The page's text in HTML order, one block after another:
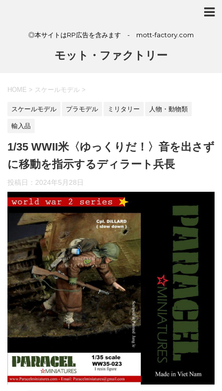
◎本サイトはRP広告を含みます - mott-factory.com
モット・ファクトリー
HOME > スケールモデル >
スケールモデル プラモデル ミリタリー 人物・動物類
輸入品
1/35 WWII米〈ゆっくりだ！〉音を出さず
に移動を指示するディラート兵長
投稿日： 2024年5月28日